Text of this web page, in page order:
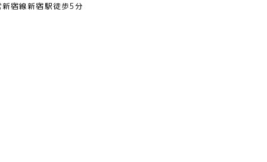
新宿線新宿駅徒歩5分